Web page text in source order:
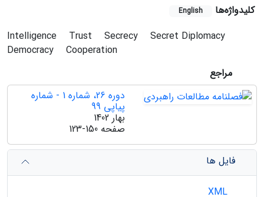
کلیدواژه‌ها English
Intelligence Trust Secrecy
Secret Diplomacy
Democracy
Cooperation
مراجع
دوره 26، شماره 1 - شماره
پیاپی 99
بهار 1402
صفحه 123-150
فایل ها